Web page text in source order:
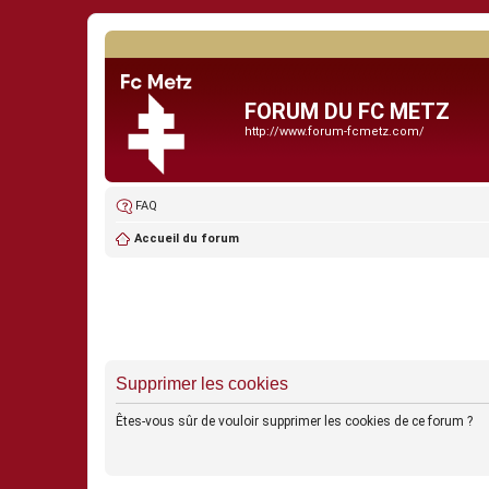
FORUM DU FC METZ
http://www.forum-fcmetz.com/
FAQ
Accueil du forum
Supprimer les cookies
Êtes-vous sûr de vouloir supprimer les cookies de ce forum ?